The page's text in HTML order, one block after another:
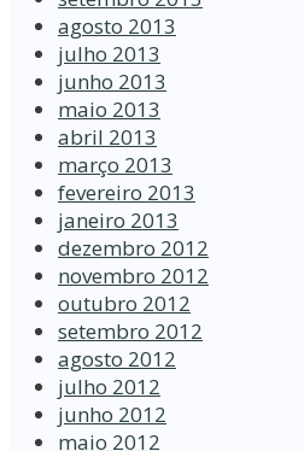
agosto 2013
julho 2013
junho 2013
maio 2013
abril 2013
março 2013
fevereiro 2013
janeiro 2013
dezembro 2012
novembro 2012
outubro 2012
setembro 2012
agosto 2012
julho 2012
junho 2012
maio 2012